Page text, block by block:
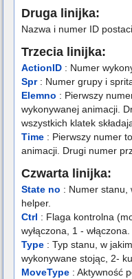
Druga linijka:
Nazwa i numer ID
Trzecia linijka:
ActionID : Numer
Spr : Numer grupy i
Elemno : Pierwszy
wykonywanej animacji.
wszystkich klatek
Time : Pierwszy numer
animacji. Drugi numer
Czwarta linijka:
State no : Numer stanu,
helper.
Ctrl : Flaga kontrolna
wyłączona, 1 - włączona.
Type : Typ stanu, w
wykonywane stojąc, 2-
MoveType : Aktywność